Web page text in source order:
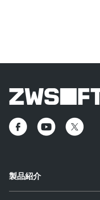
製品紹介